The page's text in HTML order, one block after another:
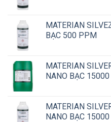
MATERIAN
BẠC 500 PPM
MATERIAN
NANO BẠC
MATERIAN
NANO BẠC